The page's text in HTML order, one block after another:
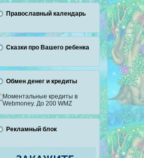
Православный календарь
Сказки про Вашего ребенка
Обмен денег и кредиты
Рекламный блок